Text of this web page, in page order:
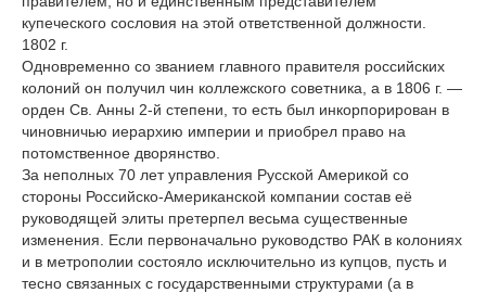
купеческого сословия на этой ответственной должности.
1802 г.
Одновременно со званием главного правителя российских
колоний он получил чин коллежского советника, а в 1806 г. —
орден Св. Анны 2-й степени, то есть был инкорпорирован в
чиновничью иерархию империи и приобрел право на
потомственное дворянство.
За неполных 70 лет управления Русской Америкой со
стороны Российско-Американской компании состав её
руководящей элиты претерпел весьма существенные
изменения. Если первоначально руководство РАК в колониях
и в метрополии состояло исключительно из купцов, пусть и
тесно связанных с государственными структурами (а в